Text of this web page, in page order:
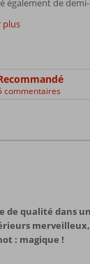
également de
plus
commentaires
de qualité dans
: magique !